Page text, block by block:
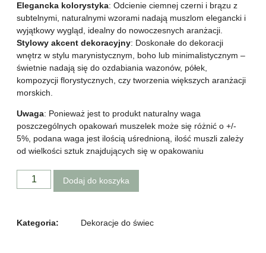
Elegancka kolorystyka: Odcienie ciemnej czerni i brązu z
subtelnymi, naturalnymi wzorami nadają muszlom elegancki i
wyjątkowy wygląd, idealny do nowoczesnych aranżacji.
Stylowy akcent dekoracyjny: Doskonałe do dekoracji
wnętrz w stylu marynistycznym, boho lub minimalistycznym –
świetnie nadają się do ozdabiania wazonów, półek,
kompozycji florystycznych, czy tworzenia większych aranżacji
morskich.
Uwaga: Ponieważ jest to produkt naturalny waga
poszczególnych opakowań muszelek może się różnić o +/-
5%, podana waga jest ilością uśrednioną, ilość muszli zależy
od wielkości sztuk znajdujących się w opakowaniu
Dodaj do koszyka
Kategoria: Dekoracje do świec